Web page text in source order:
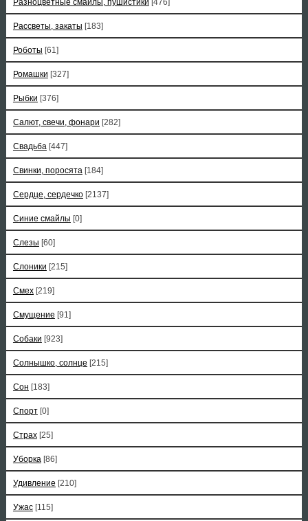
Разноцветные смайлы, пушистики [476]
Рассветы, закаты [183]
Роботы [61]
Ромашки [327]
Рыбки [376]
Салют, свечи, фонари [282]
Свадьба [447]
Свинки, поросята [184]
Сердце, сердечко [2137]
Синие смайлы [0]
Слезы [60]
Слоники [215]
Смех [219]
Смущение [91]
Собаки [923]
Солнышко, солнце [215]
Сон [183]
Спорт [0]
Страх [25]
Уборка [86]
Удивление [210]
Ужас [115]